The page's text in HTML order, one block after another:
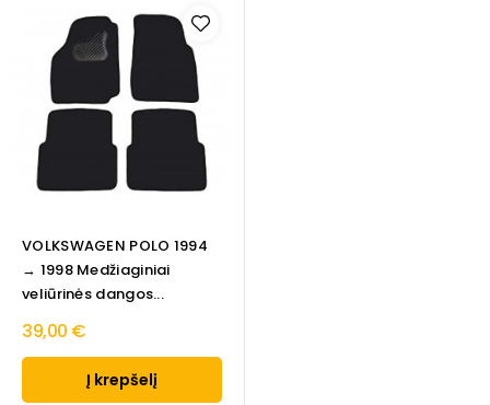
VOLKSWAGEN POLO 1994
→ 1998 Medžiaginiai
veliūrinės dangos...
39,00 €
Į krepšelį